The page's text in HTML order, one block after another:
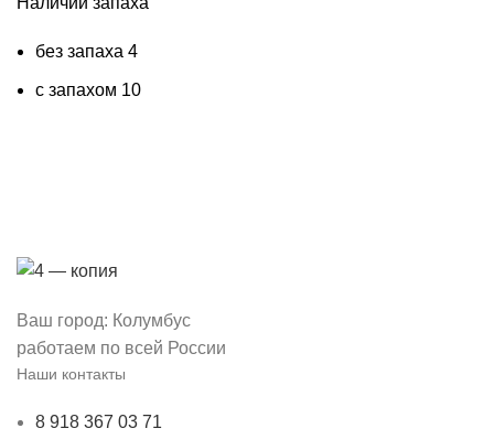
без запаха 4
с запахом 10
Ваш город: Колумбус
работаем по всей России
Наши контакты
8 918 367 03 71